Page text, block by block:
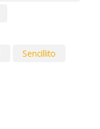
Sencillito